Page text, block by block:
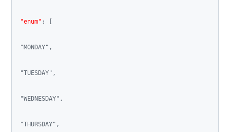
"enum" : [
"MONDAY" ,
"TUESDAY" ,
"WEDNESDAY" ,
"THURSDAY" ,